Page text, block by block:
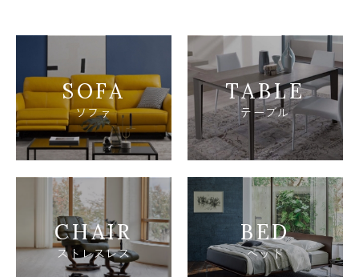
SOFA
ソファ
TABLE
テーブル
CHAIR
ストレスレス
BED
ベッド